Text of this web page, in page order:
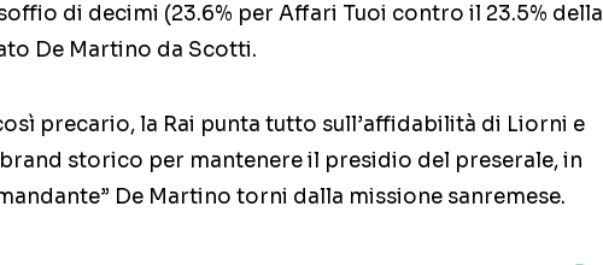
di decimi (23.6% per Affari Tuoi contro il 23.5% della
De Martino da Scotti.
precario, la Rai punta tutto sull’affidabilità di Liorni e
storico per mantenere il presidio del preserale, in
De Martino torni dalla missione sanremese.